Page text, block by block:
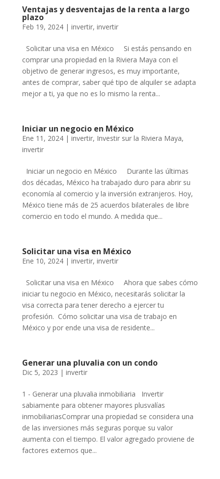
Ventajas y desventajas de la renta a largo
plazo
Feb 19, 2024| invertir, invertir
Solicitar una visa en México Si estás pensando en
comprar una propiedad en la Riviera Maya con el
objetivo de generar ingresos, es muy importante,
antes de comprar, saber qué tipo de alquiler se adapta
mejor a ti, ya que no es lo mismo la renta...
Iniciar un negocio en México
Ene 11, 2024| invertir, Investir sur la Riviera Maya,
invertir
Iniciar un negocio en México Durante las últimas
dos décadas, México ha trabajado duro para abrir su
economía al comercio y la inversión extranjeros. Hoy,
México tiene más de 25 acuerdos bilaterales de libre
comercio en todo el mundo. A medida que...
Solicitar una visa en México
Ene 10, 2024| invertir, invertir
Solicitar una visa en México Ahora que sabes cómo
iniciar tu negocio en México, necesitarás solicitar la
visa correcta para tener derecho a ejercer tu
profesión. Cómo solicitar una visa de trabajo en
México y por ende una visa de residente...
Generar una pluvalia con un condo
Dic 5, 2023 | invertir
1 - Generar una pluvalia inmobiliaria Invertir
sabiamente para obtener mayores plusvalías
inmobiliariasComprar una propiedad se considera una
de las inversiones más seguras porque su valor
aumenta con el tiempo. El valor agregado proviene de
factores externos que...